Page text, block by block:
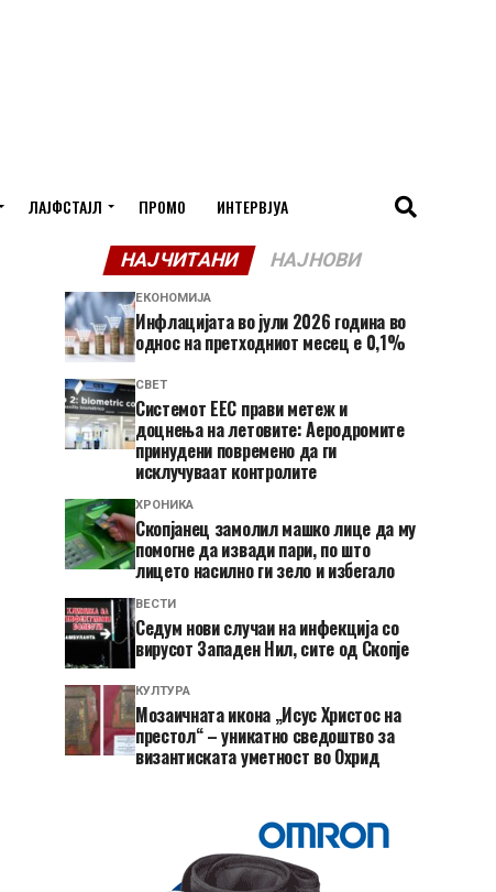
ЛАЈФСТАЈЛ ПРОМО ИНТЕРВЈУА
НАЈЧИТАНИ НАЈНОВИ
ЕКОНОМИЈА
Инфлацијата во јули 2026 година во
однос на претходниот месец е 0,1%
СВЕТ
Системот ЕЕС прави метеж и
доцнења на летовите: Аеродромите
принудени повремено да ги
исклучуваат контролите
ХРОНИКА
Скопјанец замолил машко лице да му
помогне да извади пари, по што
лицето насилно ги зело и избегало
ВЕСТИ
Седум нови случаи на инфекција со
вирусот Западен Нил, сите од Скопје
КУЛТУРА
Мозаичната икона „Исус Христос на
престол“ – уникатно сведоштво за
византиската уметност во Охрид